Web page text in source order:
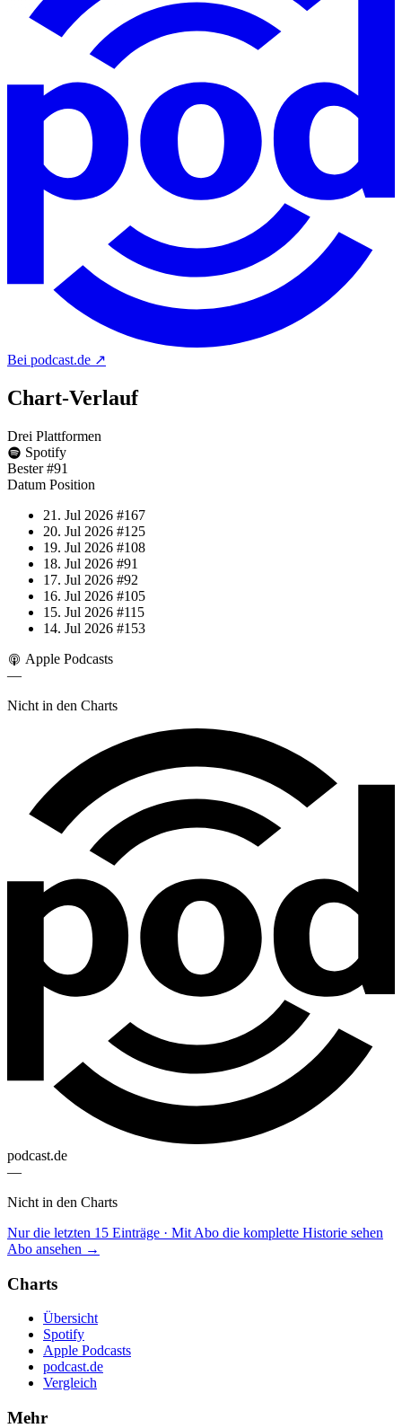
Bei podcast.de ↗
Chart-Verlauf
Drei Plattformen
Spotify
Bester #91
Datum Position
21. Jul 2026 #167
20. Jul 2026 #125
19. Jul 2026 #108
18. Jul 2026 #91
17. Jul 2026 #92
16. Jul 2026 #105
15. Jul 2026 #115
14. Jul 2026 #153
Apple Podcasts
—
Nicht in den Charts
podcast.de
—
Nicht in den Charts
Nur die letzten 15 Einträge · Mit Abo die komplette Historie sehen
Abo ansehen →
Charts
Übersicht
Spotify
Apple Podcasts
podcast.de
Vergleich
Mehr